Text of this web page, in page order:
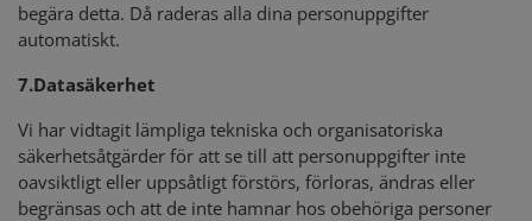
begära detta. Då raderas alla dina personuppgifter
automatiskt.
7.Datasäkerhet
Vi har vidtagit lämpliga tekniska och organisatoriska
säkerhetsåtgärder för att se till att personuppgifter inte
oavsiktligt eller uppsåtligt förstörs, förloras, ändras eller
begränsas och att de inte hamnar hos obehöriga personer